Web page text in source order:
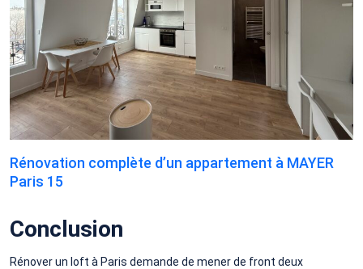
Rénovation complète d’un appartement à MAYER
Paris 15
Conclusion
Rénover un loft à Paris demande de mener de front deux